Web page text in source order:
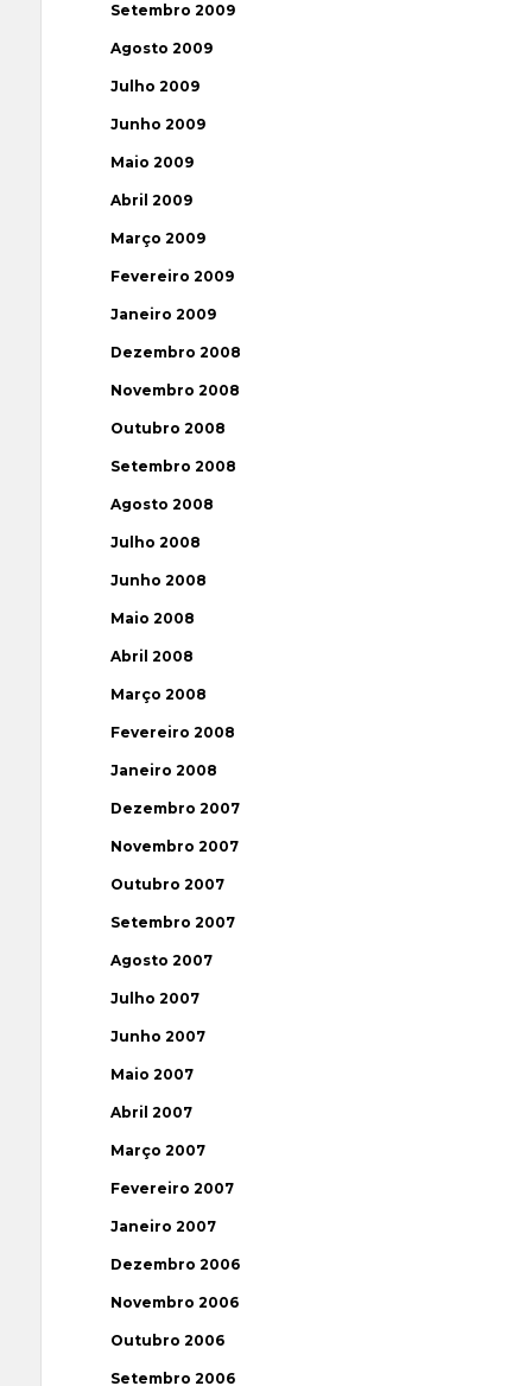
Setembro 2009
Agosto 2009
Julho 2009
Junho 2009
Maio 2009
Abril 2009
Março 2009
Fevereiro 2009
Janeiro 2009
Dezembro 2008
Novembro 2008
Outubro 2008
Setembro 2008
Agosto 2008
Julho 2008
Junho 2008
Maio 2008
Abril 2008
Março 2008
Fevereiro 2008
Janeiro 2008
Dezembro 2007
Novembro 2007
Outubro 2007
Setembro 2007
Agosto 2007
Julho 2007
Junho 2007
Maio 2007
Abril 2007
Março 2007
Fevereiro 2007
Janeiro 2007
Dezembro 2006
Novembro 2006
Outubro 2006
Setembro 2006